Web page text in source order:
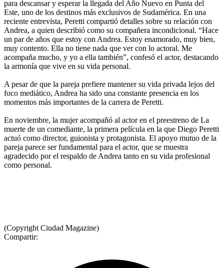
para descansar y esperar la llegada del Año Nuevo en Punta del
Este, uno de los destinos más exclusivos de Sudamérica. En una
reciente entrevista, Peretti compartió detalles sobre su relación con
Andrea, a quien describió como su compañera incondicional. “Hace
un par de años que estoy con Andrea. Estoy enamorado, muy bien,
muy contento. Ella no tiene nada que ver con lo actoral. Me
acompaña mucho, y yo a ella también”, confesó el actor, destacando
la armonía que vive en su vida personal.
A pesar de que la pareja prefiere mantener su vida privada lejos del
foco mediático, Andrea ha sido una constante presencia en los
momentos más importantes de la carrera de Peretti.
En noviembre, la mujer acompañó al actor en el preestreno de La
muerte de un comediante, la primera película en la que Diego Peretti
actuó como director, guionista y protagonista. El apoyo mutuo de la
pareja parece ser fundamental para el actor, que se muestra
agradecido por el respaldo de Andrea tanto en su vida profesional
como personal.
(Copyright Ciudad Magazine)
Compartir: